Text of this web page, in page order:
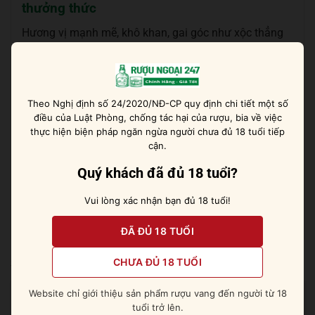
thưởng thức
Hương vị mạnh mẽ, khô khan, gai góc như xộc thẳng
mùi nồng ấm của gia vị rồi mùi trái cây ngọt ngào lại
phức tạp. Hương vị đậm đà, mãnh liệt rõ nét, cay nồng
và nóng hổi với cây bách xù, quế, hạt tiêu, lá thông,
mùi đất, hoa oải hương, nhục đậu khấu … và một chút
trái cây ngọt ngào.
Tất nhiên loại gin này thực sự ngon lành nhất khi pha
Theo Nghị định số 24/2020/NĐ-CP quy định chi tiết một số
điều của Luật Phòng, chống tác hại của rượu, bia về việc
thực hiện biện pháp ngăn ngừa người chưa đủ 18 tuổi tiếp
cận.
Quý khách đã đủ 18 tuổi?
Vui lòng xác nhận bạn đủ 18 tuổi!
ĐÃ ĐỦ 18 TUỔI
CHƯA ĐỦ 18 TUỔI
Website chỉ giới thiệu sản phẩm rượu vang đến người từ 18
tuổi trở lên.